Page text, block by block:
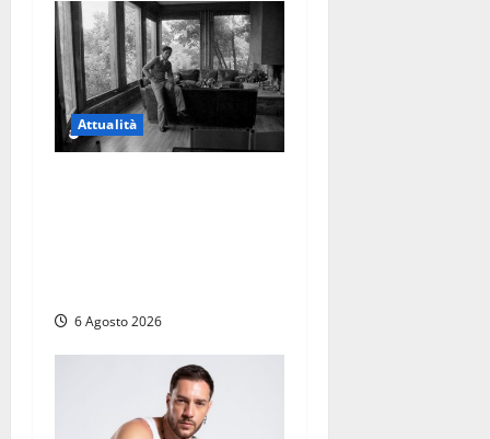
Attualità
6 Agosto 2026